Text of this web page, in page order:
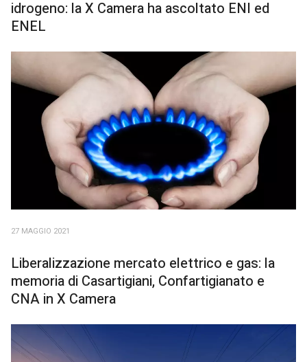
idrogeno: la X Camera ha ascoltato ENI ed
ENEL
27 MAGGIO 2021
Liberalizzazione mercato elettrico e gas: la
memoria di Casartigiani, Confartigianato e
CNA in X Camera